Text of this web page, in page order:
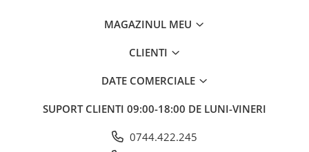
MAGAZINUL MEU
CLIENTI
DATE COMERCIALE
SUPORT CLIENTI 09:00-18:00 DE LUNI-VINERI
0744.422.245